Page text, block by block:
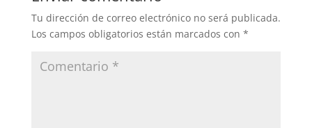
Tu dirección de correo electrónico no será publicada.
Los campos obligatorios están marcados con *